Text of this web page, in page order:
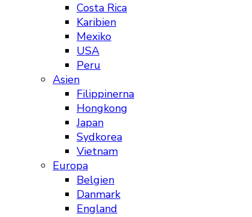
Costa Rica
Karibien
Mexiko
USA
Peru
Asien
Filippinerna
Hongkong
Japan
Sydkorea
Vietnam
Europa
Belgien
Danmark
England